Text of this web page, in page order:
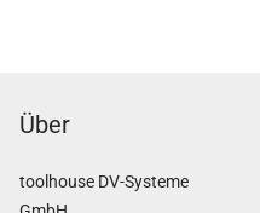
Über
toolhouse DV-Systeme